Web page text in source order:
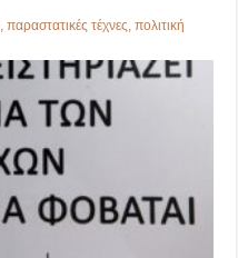
,παραστατικές τέχνες ,πολιτική